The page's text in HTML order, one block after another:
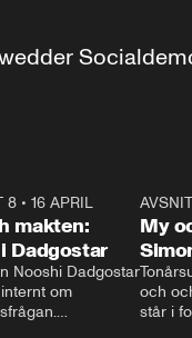
8• 16 APRIL
makten:
Dadgostar
Nooshi Dadgostar
om
My
och
står i